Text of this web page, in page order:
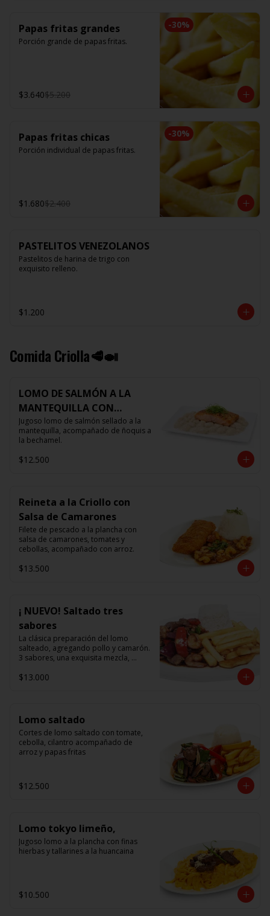
-30%
Papas fritas grandes
Porción grande de papas fritas.
$3.640$5.200
-30%
Papas fritas chicas
Porción individual de papas fritas.
$1.680$2.400
PASTELITOS VENEZOLANOS
Pastelitos de harina de trigo con
exquisito relleno.
$1.200
Comida Criolla🥩🍛
LOMO DE SALMÓN A LA
MANTEQUILLA CON
ÑOQUIS 🧈
Jugoso lomo de salmón sellado a la
mantequilla, acompañado de ñoquis a
la bechamel.
$12.500
Reineta a la Criollo con
Salsa de Camarones
Filete de pescado a la plancha con
salsa de camarones, tomates y
cebollas, acompañado con arroz.
$13.500
¡ NUEVO! Saltado tres
sabores
La clásica preparación del lomo
salteado, agregando pollo y camarón.
3 sabores, una exquisita mezcla,
$13.000
Lomo saltado
Cortes de lomo saltado con tomate,
cebolla, cilantro acompañado de
arroz y papas fritas
$12.500
Lomo tokyo limeño,
Jugoso lomo a la plancha con finas
hierbas y tallarines a la huancaina
$10.500